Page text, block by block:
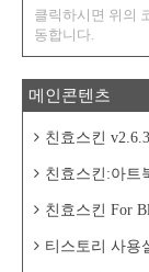
클릭하시면 위의
동합니다.
메인콘텐츠
친효스킨
친효스킨:아트
친효스킨 For
티스토리 사용